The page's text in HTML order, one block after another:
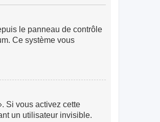
le panneau de contrôle
Ce système vous
Si vous activez cette
un utilisateur invisible.